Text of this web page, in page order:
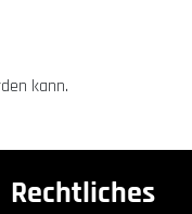
kann.
Rechtliches